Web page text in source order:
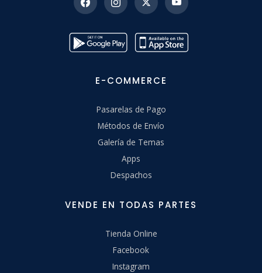
E-COMMERCE
Pasarelas de Pago
Métodos de Envío
Galería de Temas
Apps
Despachos
VENDE EN TODAS PARTES
Tienda Online
Facebook
Instagram